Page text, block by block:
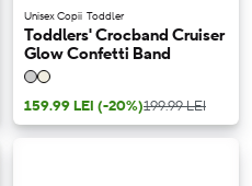
Unisex Copii Toddler
Toddlers' Crocband Cruiser
Glow Confetti Band
159.99 LEI (-20%)199.99 LEI